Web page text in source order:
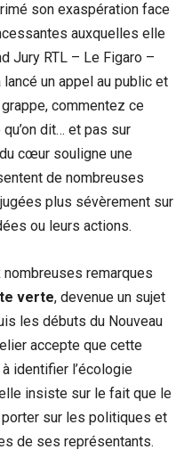
son exaspération face
auxquelles elle
Jury RTL – Le Figaro –
un appel au public et
commentez ce
dit… et pas sur
cœur souligne une
de nombreuses
plus sévèrement sur
ou leurs actions.
remarques
verte, devenue un sujet
les débuts du Nouveau
accepte que cette
identifier l’écologie
insiste sur le fait que le
sur les politiques et
de ses représentants.